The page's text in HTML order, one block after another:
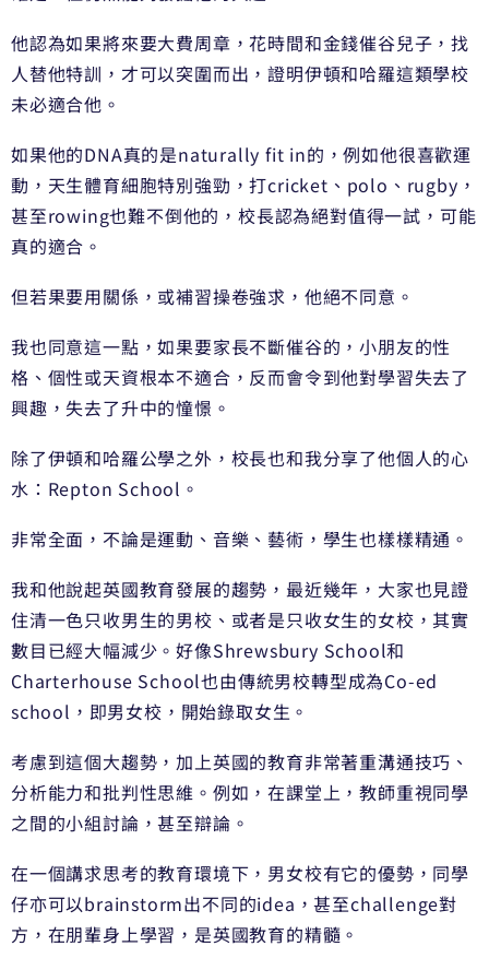
他認為如果將來要大費周章，花時間和金錢催谷兒子，找
人替他特訓，才可以突圍而出，證明伊頓和哈羅這類學校
未必適合他。
如果他的DNA真的是naturally fit in的，例如他很喜歡運
動，天生體育細胞特別強勁，打cricket、polo、rugby，
甚至rowing也難不倒他的，校長認為絕對值得一試，可能
真的適合。
但若果要用關係，或補習操卷強求，他絕不同意。
我也同意這一點，如果要家長不斷催谷的，小朋友的性
格、個性或天資根本不適合，反而會令到他對學習失去了
興趣，失去了升中的憧憬。
除了伊頓和哈羅公學之外，校長也和我分享了他個人的心
水：Repton School。
非常全面，不論是運動、音樂、藝術，學生也樣樣精通。
我和他說起英國教育發展的趨勢，最近幾年，大家也見證
住清一色只收男生的男校、或者是只收女生的女校，其實
數目已經大幅減少。好像Shrewsbury School和
Charterhouse School也由傳統男校轉型成為Co-ed
school，即男女校，開始錄取女生。
考慮到這個大趨勢，加上英國的教育非常著重溝通技巧、
分析能力和批判性思維。例如，在課堂上，教師重視同學
之間的小組討論，甚至辯論。
在一個講求思考的教育環境下，男女校有它的優勢，同學
仔亦可以brainstorm出不同的idea，甚至challenge對
方，在朋輩身上學習，是英國教育的精髓。